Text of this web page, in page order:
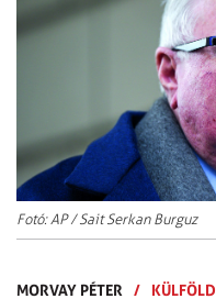
Fotó: AP / Sait Serkan Burguz
MORVAY PÉTER / KÜLFÖLD